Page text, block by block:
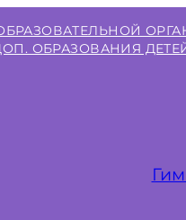
ОБРАЗОВАНИЯ